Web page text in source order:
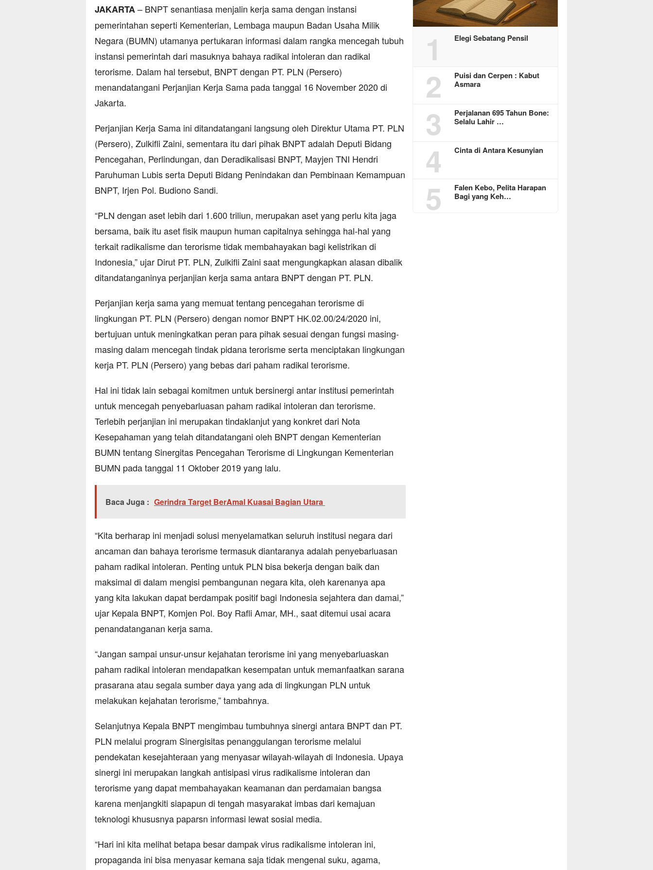
JAKARTA– BNPT senantiasa menjalin kerja sama dengan instansi
pemerintahan seperti Kementerian, Lembaga maupun Badan Usaha Milik
Negara (BUMN) utamanya pertukaran informasi dalam rangka mencegah tubuh
instansi pemerintah dari masuknya bahaya radikal intoleran dan radikal
terorisme. Dalam hal tersebut, BNPT dengan PT. PLN (Persero)
menandatangani Perjanjian Kerja Sama pada tanggal 16 November 2020 di
Jakarta.
Perjanjian Kerja Sama ini ditandatangani langsung oleh Direktur Utama PT. PLN
(Persero), Zulkifli Zaini, sementara itu dari pihak BNPT adalah Deputi Bidang
Pencegahan, Perlindungan, dan Deradikalisasi BNPT, Mayjen TNI Hendri
Paruhuman Lubis serta Deputi Bidang Penindakan dan Pembinaan Kemampuan
BNPT, Irjen Pol. Budiono Sandi.
“PLN dengan aset lebih dari 1.600 triliun, merupakan aset yang perlu kita jaga
bersama, baik itu aset fisik maupun human capitalnya sehingga hal-hal yang
terkait radikalisme dan terorisme tidak membahayakan bagi kelistrikan di
Indonesia,” ujar Dirut PT. PLN, Zulkifli Zaini saat mengungkapkan alasan dibalik
ditandatanganinya perjanjian kerja sama antara BNPT dengan PT. PLN.
Perjanjian kerja sama yang memuat tentang pencegahan terorisme di
lingkungan PT. PLN (Persero) dengan nomor BNPT HK.02.00/24/2020 ini,
bertujuan untuk meningkatkan peran para pihak sesuai dengan fungsi masing-
masing dalam mencegah tindak pidana terorisme serta menciptakan lingkungan
kerja PT. PLN (Persero) yang bebas dari paham radikal terorisme.
Hal ini tidak lain sebagai komitmen untuk bersinergi antar institusi pemerintah
untuk mencegah penyebarluasan paham radikal intoleran dan terorisme.
Terlebih perjanjian ini merupakan tindaklanjut yang konkret dari Nota
Kesepahaman yang telah ditandatangani oleh BNPT dengan Kementerian
BUMN tentang Sinergitas Pencegahan Terorisme di Lingkungan Kementerian
BUMN pada tanggal 11 Oktober 2019 yang lalu.
Baca Juga : Gerindra Target BerAmal Kuasai Bagian Utara
“Kita berharap ini menjadi solusi menyelamatkan seluruh institusi negara dari
ancaman dan bahaya terorisme termasuk diantaranya adalah penyebarluasan
paham radikal intoleran. Penting untuk PLN bisa bekerja dengan baik dan
maksimal di dalam mengisi pembangunan negara kita, oleh karenanya apa
yang kita lakukan dapat berdampak positif bagi Indonesia sejahtera dan damai,”
ujar Kepala BNPT, Komjen Pol. Boy Rafli Amar, MH., saat ditemui usai acara
penandatanganan kerja sama.
“Jangan sampai unsur-unsur kejahatan terorisme ini yang menyebarluaskan
paham radikal intoleran mendapatkan kesempatan untuk memanfaatkan sarana
prasarana atau segala sumber daya yang ada di lingkungan PLN untuk
melakukan kejahatan terorisme,” tambahnya.
Selanjutnya Kepala BNPT mengimbau tumbuhnya sinergi antara BNPT dan PT.
PLN melalui program Sinergisitas penanggulangan terorisme melalui
pendekatan kesejahteraan yang menyasar wilayah-wilayah di Indonesia. Upaya
sinergi ini merupakan langkah antisipasi virus radikalisme intoleran dan
terorisme yang dapat membahayakan keamanan dan perdamaian bangsa
karena menjangkiti siapapun di tengah masyarakat imbas dari kemajuan
teknologi khususnya paparsn informasi lewat sosial media.
“Hari ini kita melihat betapa besar dampak virus radikalisme intoleran ini,
propaganda ini bisa menyasar kemana saja tidak mengenal suku, agama,
1 Elegi Sebatang Pensil
2
Puisi dan Cerpen : Kabut
Asmara
3
Perjalanan 695 Tahun Bone:
Selalu Lahir …
4 Cinta di Antara Kesunyian
5
Falen Kebo, Pelita Harapan
Bagi yang Keh…